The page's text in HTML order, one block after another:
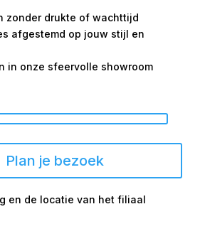
zonder drukte of wachttijd
afgestemd op jouw stijl en
in onze sfeervolle showroom
Plan je bezoek